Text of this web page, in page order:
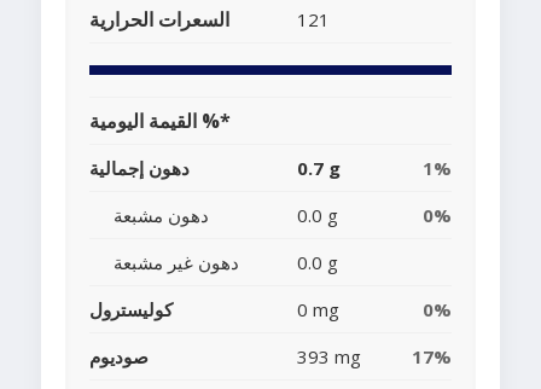
السعرات الحرارية 121
القيمة اليومية %*
دهون إجمالية 0.7 g
1%
دهون مشبعة
0.0 g
0%
دهون غير مشبعة
0.0 g
كوليسترول
0 mg
0%
صوديوم
393 mg
17%